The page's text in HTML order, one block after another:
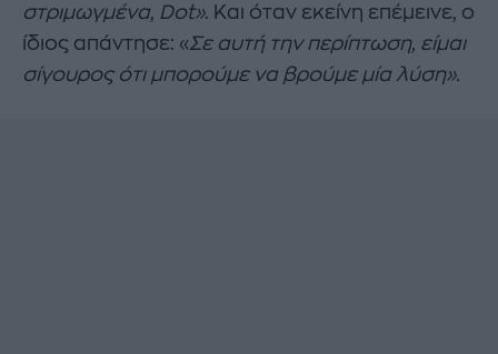
στριμωγμένα, Dot». Και όταν εκείνη επέμεινε, ο
ίδιος απάντησε: «Σε αυτή την περίπτωση, είμαι
σίγουρος ότι μπορούμε να βρούμε μία λύση».